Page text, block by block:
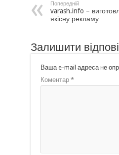
Попередній
varash.info –
якісну рекламу
Залишити
Ваша e-mail адреса не
Коментар *